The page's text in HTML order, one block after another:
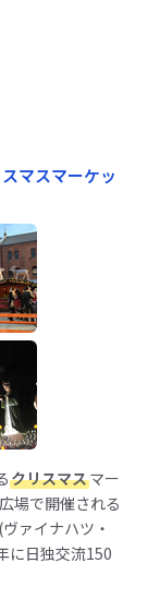
マスマーケッ
クリスマスマー
場で開催される
ァイナハツ・
に日独交流150